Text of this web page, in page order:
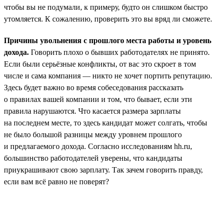
чтобы вы не подумали, к примеру, будто он слишком быстро
утомляется. К сожалению, проверить это вы вряд ли сможете.
Причины увольнения с прошлого места работы и уровень
дохода. Говорить плохо о бывших работодателях не принято.
Если были серьёзные конфликты, от вас это скроет в том
числе и сама компания — никто не хочет портить репутацию.
Здесь будет важно во время собеседования рассказать
о правилах вашей компании и том, что бывает, если эти
правила нарушаются. Что касается размера зарплаты
на последнем месте, то здесь кандидат может солгать, чтобы
не было большой разницы между уровнем прошлого
и предлагаемого дохода. Согласно исследованиям hh.ru,
большинство работодателей уверены, что кандидаты
приукрашивают свою зарплату. Так зачем говорить правду,
если вам всё равно не поверят?